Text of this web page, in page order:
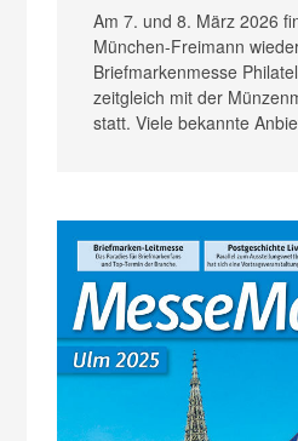
Am 7. und 8. März 2026
München-Freimann
Briefmarkenmesse
zeitgleich mit der
statt. Viele bekannte